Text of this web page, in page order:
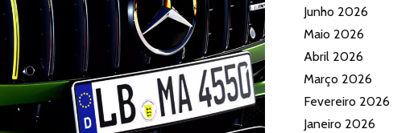
Junho 2026
Maio 2026
Abril 2026
Março 2026
Fevereiro 2026
Janeiro 2026